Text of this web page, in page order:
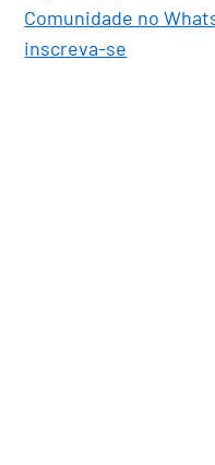
Comunidade no
inscreva-se